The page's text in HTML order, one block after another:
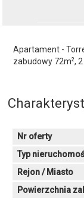
Apartament -
zabudowy 72m2,
Nr oferty
Typ
Rejon / Miasto
Powierzchnia